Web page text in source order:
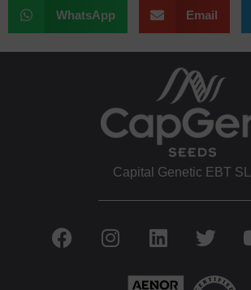
WhatsApp Email
Capital Genetic EBT SL